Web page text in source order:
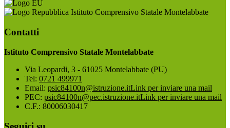
Istituto Comprensivo Statale Montelabbate
Contatti
Istituto Comprensivo Statale Montelabbate
Via Leopardi, 3 - 61025 Montelabbate (PU)
Tel: 0721 499971
Email: psic84100n@istruzione.itLink per inviare una mail
PEC: psic84100n@pec.istruzione.itLink per inviare una mail
C.F.: 80006030417